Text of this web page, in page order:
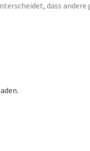
dass andere